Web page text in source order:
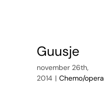
Guusje
november 26th,
2014 | Chemo/